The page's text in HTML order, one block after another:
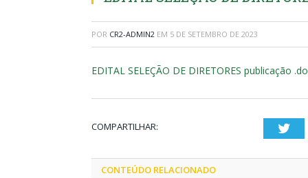
POR CR2-ADMIN2 EM 5 DE SETEMBRO DE 2023
EDITAL SELEÇÃO DE DIRETORES publicação
COMPARTILHAR:
CONTEÚDO RELACIONADO